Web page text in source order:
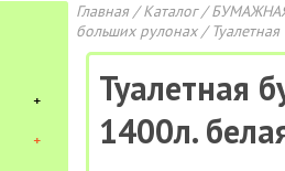
Главная/Каталог/
больших рулонах/
Туалетная
1400л.